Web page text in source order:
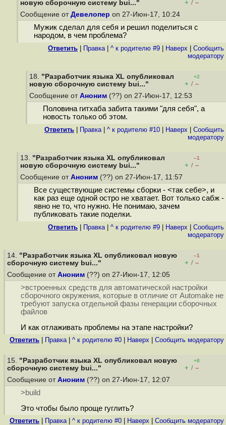
новую сборочную систему bui..." + / –
Сообщение от Девелопер on 27-Июн-17, 10:24
Мужик сделал для себя и решил поделиться с
народом, в чем проблема?
Ответить Правка| ^ к родителю #9 Наверх
Cообщить
модератору
18. "Разработчик языка XL опубликовал
новую сборочную систему bui..."
+2
+ / –
Сообщение от Аноним (??) on 27-Июн-17, 12:53
Половина гитхаба забита такими "для себя", а
новость только об этом.
Ответить Правка| ^ к родителю #10 Наверх
Cообщить
модератору
13. "Разработчик языка XL опубликовал
новую сборочную систему bui..."
–1
+ / –
Сообщение от Аноним (??) on 27-Июн-17, 11:57
Все существующие системы сборки - <так себе>, и
как раз еще одной остро не хватает. Вот только сабж -
явно не то, что нужно. Не понимаю, зачем
публиковать такие поделки.
Ответить Правка| ^ к родителю #9 Наверх
Cообщить
модератору
14. "Разработчик языка XL опубликовал новую
сборочную систему bui..."
–1
+ / –
Сообщение от Аноним (??) on 27-Июн-17, 12:05
>встроенных средств для автоматической настройки
сборочного окружения, которые в отличие от Automake не
требуют запуска отдельной фазы генерации сборочных
файлов
И как отлаживать проблемы на этапе настройки?
Ответить Правка| ^ к родителю #0 Наверх Cообщить модератору
15. "Разработчик языка XL опубликовал новую
сборочную систему bui..."
+8
+ / –
Сообщение от Аноним (??) on 27-Июн-17, 12:07
>build
Это чтобы было проще гуглить?
Ответить Правка| ^ к родителю #0 Наверх Cообщить модератору